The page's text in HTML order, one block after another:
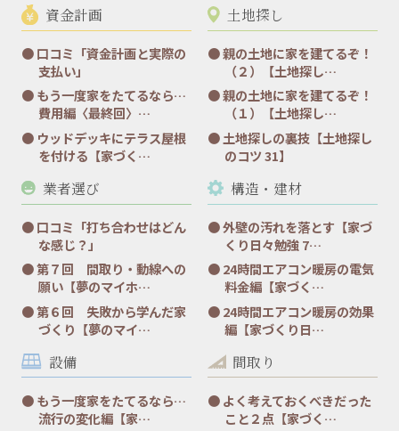
資金計画
口コミ「資金計画と実際の
支払い」
もう一度家をたてるなら…
費用編〈最終回〉…
ウッドデッキにテラス屋根
を付ける【家づく…
土地探し
親の土地に家を建てるぞ！
（２）【土地探し…
親の土地に家を建てるぞ！
（１）【土地探し…
土地探しの裏技【土地探し
のコツ 31】
業者選び
口コミ「打ち合わせはどん
な感じ？」
第７回 間取り・動線への
願い【夢のマイホ…
第６回 失敗から学んだ家
づくり【夢のマイ…
構造・建材
外壁の汚れを落とす【家づ
くり日々勉強 7…
24時間エアコン暖房の電気
料金編【家づく…
24時間エアコン暖房の効果
編【家づくり日…
設備
もう一度家をたてるなら…
流行の変化編【家…
間取り
よく考えておくべきだった
こと２点【家づく…